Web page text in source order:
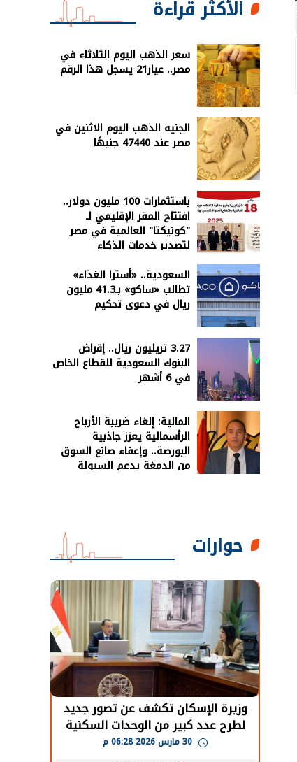
الأكثر قراءة
سعر الذهب اليوم الثلاثاء في
مصر.. عيار21 يسجل هذا الرقم
الجنيه الذهب اليوم الاثنين في
مصر عند 47440 جنيهًا
باستثمارات 100 مليون دولار..
افتتاح المقر الإقليمي لـ
"كونيكتا" العالمية في مصر
لتصدير خدمات الذكاء
السعودية.. «أسترا الغذاء»
تطالب «ساكو» بـ41.3 مليون
ريال في دعوى تحكيم
3.27 تريليون ريال.. إقراض
البنوك السعودية للقطاع الخاص
في 6 أشهر
المالية: إلغاء ضريبة الأرباح
الرأسمالية يعزز جاذبية
البورصة.. وإعفاء صانع السوق
من الدمغة يدعم السيولة
حوارات
وزيرة الإسكان تكشف عن تصور جديد
لطرح عدد كبير من الوحدات السكنية
بنظام الإيجار